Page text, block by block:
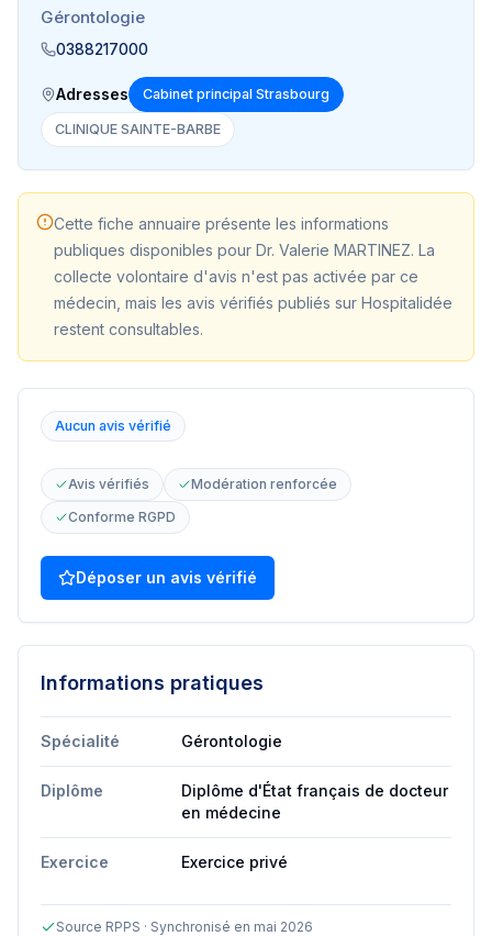
Gérontologie
0388217000
Adresses Cabinet principal Strasbourg
CLINIQUE SAINTE-BARBE
Cette fiche annuaire présente les informations
publiques disponibles pour Dr. Valerie MARTINEZ. La
collecte volontaire d'avis n'est pas activée par ce
médecin, mais les avis vérifiés publiés sur Hospitalidée
restent consultables.
Aucun avis vérifié
Avis vérifiés
Modération renforcée
Conforme RGPD
Déposer un avis vérifié
Informations pratiques
Spécialité Gérontologie
Diplôme
Diplôme d'État français de docteur
en médecine
Exercice Exercice privé
Source RPPS · Synchronisé en mai 2026